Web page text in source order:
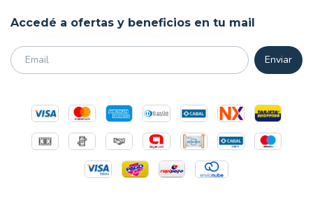
Accedé a ofertas y beneficios en tu mail